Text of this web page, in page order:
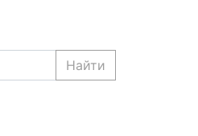
Найти